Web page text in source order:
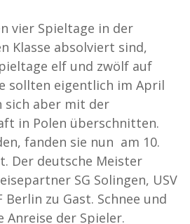
vier Spieltage in der
Klasse absolviert sind,
elf und zwölf auf
sollten eigentlich im April
aber mit der
in Polen überschnitten.
fanden sie nun am 10.
Der deutsche Meister
SG Solingen, USV
Berlin zu Gast. Schnee und
Anreise der Spieler.